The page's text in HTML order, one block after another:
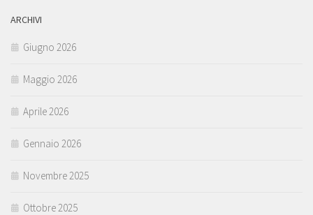
ARCHIVI
Giugno 2026
Maggio 2026
Aprile 2026
Gennaio 2026
Novembre 2025
Ottobre 2025